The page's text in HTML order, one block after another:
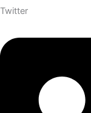
Twitter